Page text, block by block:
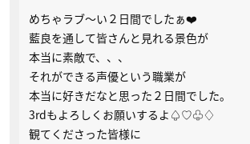
めちゃラブ〜い２日間でしたぁ❤️
藍良を通して皆さんと見れる景色が
本当に素敵で、、、
それができる声優という職業が
本当に好きだなと思った２日間でした。
3rdもよろしくお願いするよ♤♡♧♢
観てくださった皆様に